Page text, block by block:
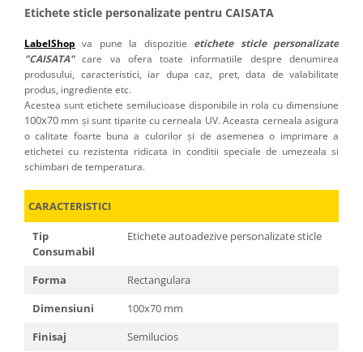
Etichete sticle personalizate pentru CAISATA
LabelShop va pune la dispozitie etichete sticle personalizate
"CAISATA"care va ofera toate informatiile despre denumirea
produsului, caracteristici, iar dupa caz, pret, data de valabilitate
produs, ingrediente etc.
Acestea sunt etichete semilucioase disponibile in rola cu dimensiune
100x70 mm și sunt tiparite cu cerneala UV. Aceasta cerneala asigura
o calitate foarte buna a culorilor și de asemenea o imprimare a
etichetei cu rezistenta ridicata in conditii speciale de umezeala si
schimbari de temperatura.
CARACTERISTICI
Tip
Consumabil
Etichete autoadezive personalizate sticle
Forma
Rectangulara
Dimensiuni
100x70 mm
Finisaj
Semilucios